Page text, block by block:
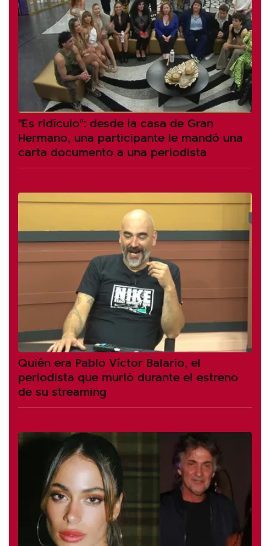
"Es ridículo": desde la casa de Gran
Hermano, una participante le mandó una
carta documento a una periodista
Quién era Pablo Víctor Balario, el
periodista que murió durante el estreno
de su streaming